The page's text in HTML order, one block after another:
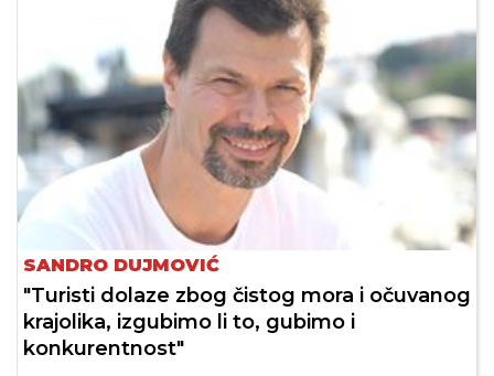
SANDRO DUJMOVIĆ
"Turisti dolaze zbog čistog mora i očuvanog
krajolika, izgubimo li to, gubimo i
konkurentnost"